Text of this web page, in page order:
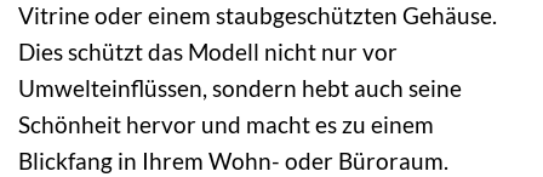
Vitrine oder einem staubgeschützten Gehäuse.
Dies schützt das Modell nicht nur vor
Umwelteinflüssen, sondern hebt auch seine
Schönheit hervor und macht es zu einem
Blickfang in Ihrem Wohn- oder Büroraum.